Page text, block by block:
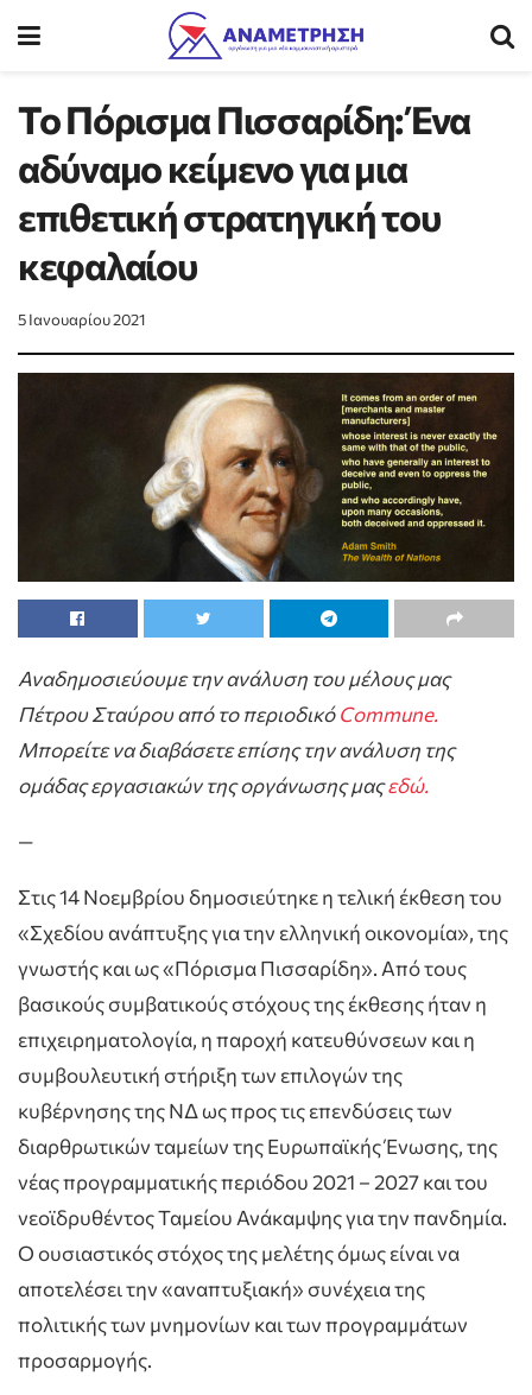
Το Πόρισμα Πισσαρίδη: Ένα
αδύναμο κείμενο για μια
επιθετική στρατηγική του
κεφαλαίου
5 Ιανουαρίου 2021
Αναδημοσιεύουμε την ανάλυση του μέλους μας
Πέτρου Σταύρου από το περιοδικόCommune.
Μπορείτε να διαβάσετε επίσης την ανάλυση της
ομάδας εργασιακών της οργάνωσης μαςεδώ.
—
Στις 14 Νοεμβρίου δημοσιεύτηκε η τελική έκθεση του
«Σχεδίου ανάπτυξης για την ελληνική οικονομία», της
γνωστής και ως «Πόρισμα Πισσαρίδη». Από τους
βασικούς συμβατικούς στόχους της έκθεσης ήταν η
επιχειρηματολογία, η παροχή κατευθύνσεων και η
συμβουλευτική στήριξη των επιλογών της
κυβέρνησης της ΝΔ ως προς τις επενδύσεις των
διαρθρωτικών ταμείων της Ευρωπαϊκής Ένωσης, της
νέας προγραμματικής περιόδου 2021 – 2027 και του
νεοϊδρυθέντος Ταμείου Ανάκαμψης για την πανδημία.
Ο ουσιαστικός στόχος της μελέτης όμως είναι να
αποτελέσει την «αναπτυξιακή» συνέχεια της
πολιτικής των μνημονίων και των προγραμμάτων
προσαρμογής.